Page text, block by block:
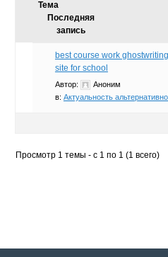
Тема
Последняя
запись
best course work ghostwriting
site for school
Автор:
Аноним
в: Актуальность
Просмотр 1 темы - с 1 по 1 (1 всего)